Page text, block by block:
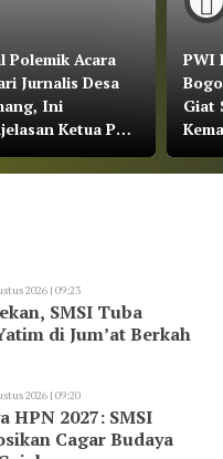
Polemik Acara
Jurnalis Desa
Ini
Ketua PWI
Bogor
PWI
Giat
2026 | 09:23
SMSI Tuba
di Jum’at Berkah
2026 | 09:20
HPN 2027: SMSI
Cagar Budaya